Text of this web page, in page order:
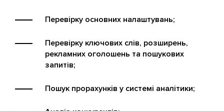
Перевірку основних налаштувань;
Перевірку ключових слів, розширень,
рекламних оголошень та пошукових
запитів;
Пошук прорахунків у системі аналітики;